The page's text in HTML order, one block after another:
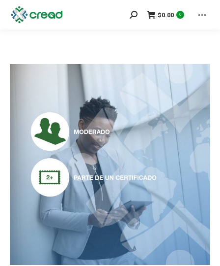
Search:$0.00 0